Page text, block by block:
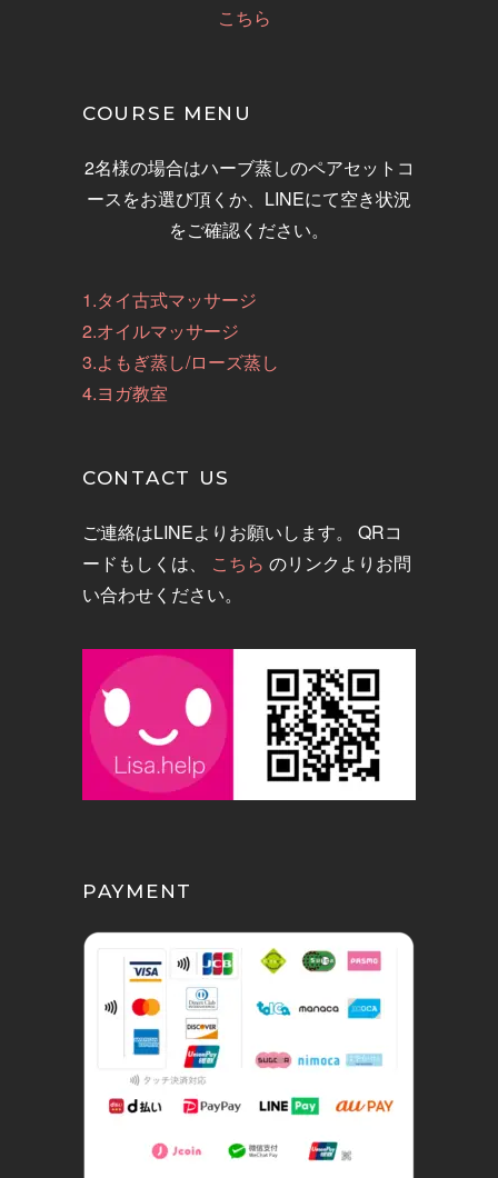
こちら
COURSE MENU
2名様の場合はハーブ蒸しのペアセットコ
ースをお選び頂くか、LINEにて空き状況
をご確認ください。
1.タイ古式マッサージ
2.オイルマッサージ
3.よもぎ蒸し/ローズ蒸し
4.ヨガ教室
CONTACT US
ご連絡はLINEよりお願いします。 QRコ
ードもしくは、 こちら のリンクよりお問
い合わせください。
PAYMENT